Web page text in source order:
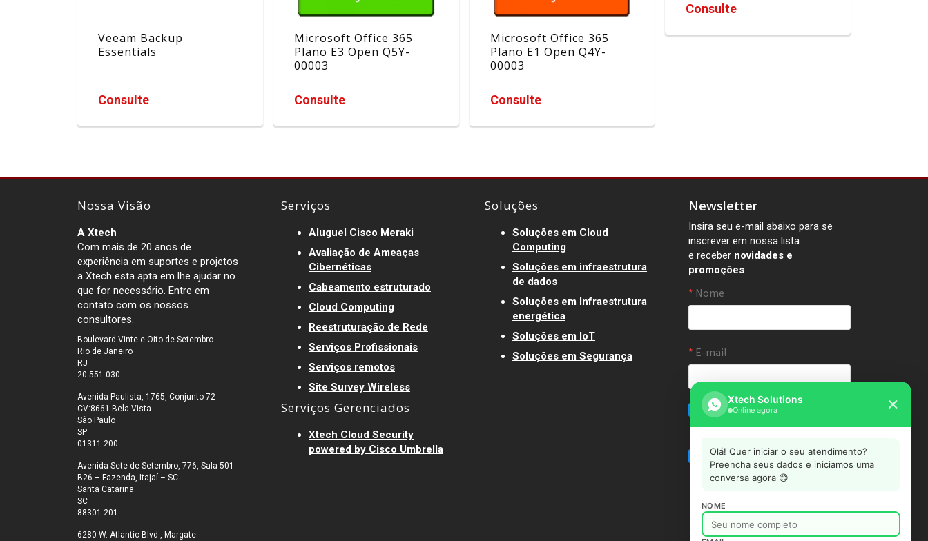
Veeam Backup
Essentials
Consulte
Microsoft Office 365
Plano E3 Open Q5Y-
00003
Consulte
Microsoft Office 365
Plano E1 Open Q4Y-
00003
Consulte
Consulte
Nossa Visão
A Xtech
Com mais de 20 anos de
experiência em suportes e projetos
a Xtech esta apta em lhe ajudar no
que for necessário. Entre em
contato com os nossos
consultores.
Boulevard Vinte e Oito de Setembro
Rio de Janeiro
RJ
20.551-030
Avenida Paulista, 1765, Conjunto 72
CV:8661 Bela Vista
São Paulo
SP
01311-200
Avenida Sete de Setembro, 776, Sala 501
B26 – Fazenda, Itajaí – SC
Santa Catarina
SC
88301-201
6280 W. Atlantic Blvd., Margate
Serviços
Aluguel Cisco Meraki
Avaliação de Ameaças
Cibernéticas
Cabeamento estruturado
Cloud Computing
Reestruturação de Rede
Serviços Profissionais
Serviços remotos
Site Survey Wireless
Serviços Gerenciados
Xtech Cloud Security
powered by Cisco Umbrella
Soluções
Soluções em Cloud
Computing
Soluções em infraestrutura
de dados
Soluções em Infraestrutura
energética
Soluções em IoT
Soluções em Segurança
Newsletter
Insira seu e-mail abaixo para se
inscrever em nossa lista
e receber novidades e
promoções.
Xtech Solutions
Online agora ✕
Olá! Quer iniciar o seu atendimento?
Preencha seus dados e iniciamos uma
conversa agora 😊
NOME